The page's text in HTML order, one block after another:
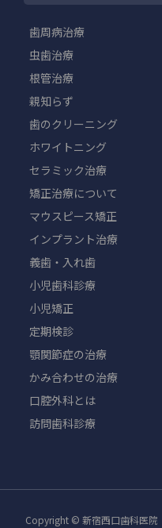
歯周病治療
虫歯治療
根管治療
親知らず
歯のクリーニング
ホワイトニング
セラミック治療
矯正治療について
マウスピース矯正
インプラント治療
義歯・入れ歯
小児歯科診療
小児矯正
定期検診
顎関節症の治療
かみ合わせの治療
口腔外科とは
訪問歯科診療
Copyright © 新宿西口歯科医院